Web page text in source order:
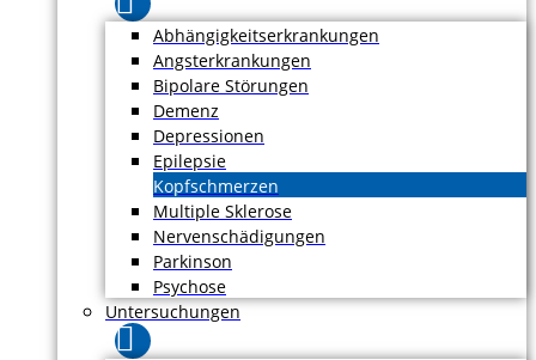
Abhängigkeitserkrankungen
Angsterkrankungen
Bipolare Störungen
Demenz
Depressionen
Epilepsie
Kopfschmerzen
Multiple Sklerose
Nervenschädigungen
Parkinson
Psychose
Untersuchungen